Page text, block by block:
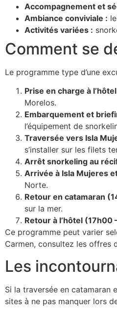
Accompagnement et
Ambiance conviviale :
Activités variées :
Comment se
Le programme type d’une
Prise en charge à
Morelos.
Embarquement et
l’équipement de
Traversée vers Isla
s’installer sur les filets
Arrêt snorkeling au
Arrivée à Isla Mujeres
Norte.
Retour en catamaran
sur la mer.
Retour à l’hôtel (17h00
Ce programme peut varier
Carmen, consultez les offres
Les
Si la traversée en catamaran
sites à ne pas manquer lors